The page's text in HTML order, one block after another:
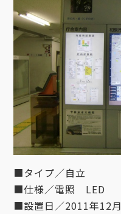
■タイプ／自立
■仕様／電照 LED
■設置日／2011年12月